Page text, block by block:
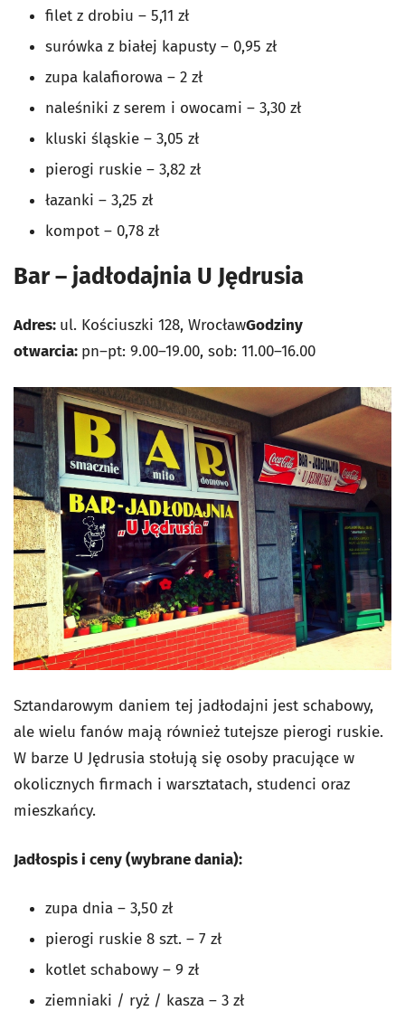
filet z drobiu – 5,11 zł
surówka z białej kapusty – 0,95 zł
zupa kalafiorowa – 2 zł
naleśniki z serem i owocami – 3,30 zł
kluski śląskie – 3,05 zł
pierogi ruskie – 3,82 zł
łazanki – 3,25 zł
kompot – 0,78 zł
Bar – jadłodajnia U Jędrusia
Adres: ul. Kościuszki 128, WrocławGodziny
otwarcia: pn–pt: 9.00–19.00, sob: 11.00–16.00
Sztandarowym daniem tej jadłodajni jest schabowy,
ale wielu fanów mają również tutejsze pierogi ruskie.
W barze U Jędrusia stołują się osoby pracujące w
okolicznych firmach i warsztatach, studenci oraz
mieszkańcy.
Jadłospis i ceny (wybrane dania):
zupa dnia – 3,50 zł
pierogi ruskie 8 szt. – 7 zł
kotlet schabowy – 9 zł
ziemniaki / ryż / kasza – 3 zł